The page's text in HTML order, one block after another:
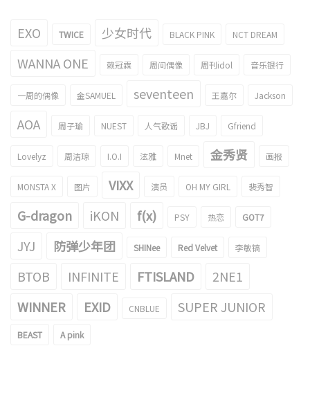
EXO TWICE 少女时代 BLACK PINK NCT DREAM
WANNA ONE 赖冠霖 周间偶像 周刊idol 音乐银行
一周的偶像 金SAMUEL seventeen 王嘉尔 Jackson
AOA 周子瑜 NUEST 人气歌谣 JBJ Gfriend
Lovelyz 周洁琼 I.O.I 泫雅 Mnet 金秀贤 画报
MONSTA X 图片 VIXX 演员 OH MY GIRL 裴秀智
G-dragon iKON f(x) PSY 热恋 GOT7
JYJ 防弹少年团 SHINee Red Velvet 李敏镐
BTOB INFINITE FTISLAND
2NE1
WINNER
EXID CNBLUE SUPER JUNIOR
BEAST A pink